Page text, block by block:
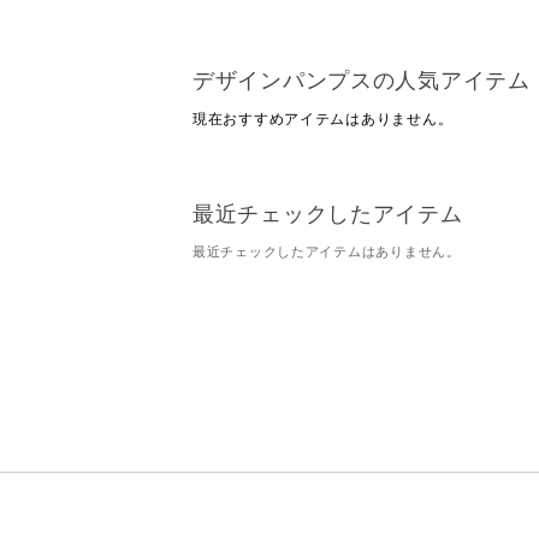
デザインパンプスの人気アイテム
現在おすすめアイテムはありません。
最近チェックしたアイテム
最近チェックしたアイテムはありません。